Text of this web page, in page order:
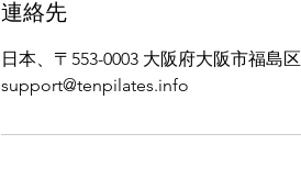
連絡先
日本、〒553-0003 大阪府大阪市福島
support@tenpilates.info